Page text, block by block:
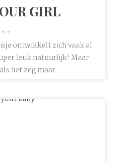
GIRL
ontwikkelt zich vaak al
leuk natuurlijk! Maar
het zeg maar ...